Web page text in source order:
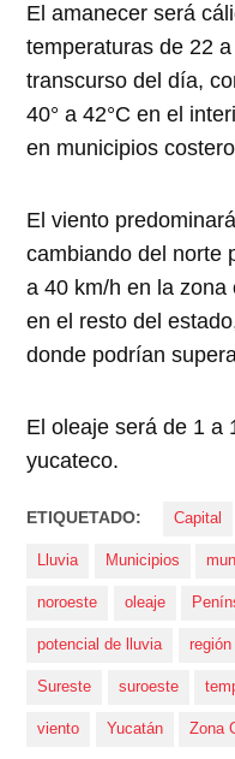
El amanecer será
temperaturas de 22
transcurso del día,
40° a 42°C en el
en municipios
El viento
cambiando del norte
a 40 km/h en la zona
en el resto del
donde podrían
El oleaje será de 1 a
yucateco.
ETIQUETADO: Capital
Lluvia Municipios
noroeste oleaje
potencial de lluvia
Sureste suroeste
viento Yucatán Zona